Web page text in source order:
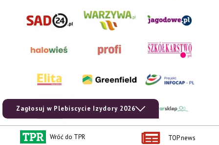
Zagłosuj w Plebiscycie Izydory 2026
Wróć do TPR TOP news